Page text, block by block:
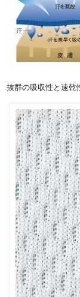
抜群の吸収性と速乾